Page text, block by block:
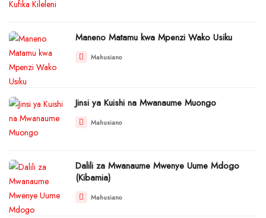
Maneno Matamu kwa Mpenzi Wako Usiku
Mahusiano
Jinsi ya Kuishi na Mwanaume Muongo
Mahusiano
Dalili za Mwanaume Mwenye Uume Mdogo
(Kibamia)
Mahusiano